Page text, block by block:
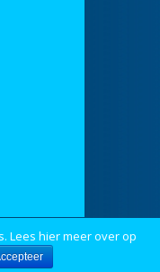
Lees hier meer over op